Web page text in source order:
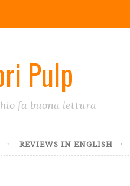
Pulp
fa buona lettura
REVIEWS IN ENGLISH